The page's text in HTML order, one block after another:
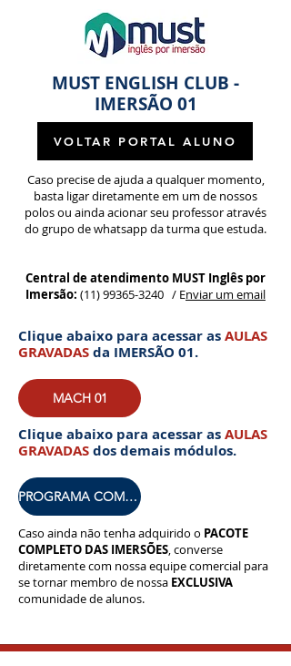
MUST ENGLISH CLUB -
IMERSÃO 01
VOLTAR PORTAL ALUNO
Caso precise de ajuda a qualquer momento,
basta ligar diretamente em um de nossos
polos ou ainda acionar seu professor através
do grupo de whatsapp da turma que estuda.
Central de atendimento MUST Inglês por
Imersão: (11) 99365-3240 / Enviar um email
Clique abaixo para acessar asAULAS
GRAVADASda IMERSÃO 01.
MACH 01
Clique abaixo para acessar asAULAS
GRAVADASdos demais módulos.
PROGRAMA COMPLETO
Caso ainda não tenha adquirido o PACOTE
COMPLETO DAS IMERSÕES, converse
diretamente com nossa equipe comercial para
se tornar membro de nossa EXCLUSIVA
comunidade de alunos.